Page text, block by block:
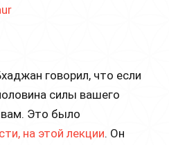
говорил, что если
силы вашего
вам. Это было
на этой лекции. Он